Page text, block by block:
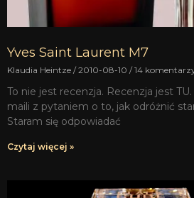
Yves Saint Laurent M7
Klaudia Heintze 2010-08-10 14
To nie jest recenzja. Recenzja jest
maili z pytaniem o to, jak odróżnić
Staram się odpowiadać
Czytaj więcej »